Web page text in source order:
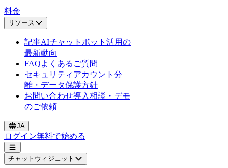
料金
リソース
記事AIチャットボット活用の
最新動向
FAQよくあるご質問
セキュリティ アカウント分
離・データ保護方針
お問い合わせ導入相談・デモ
のご依頼
JA
ログイン無料で始める
チャットウィジェット